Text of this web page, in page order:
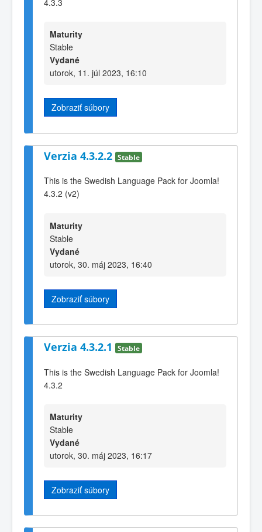
Maturity
Stable
Vydané
utorok, 11. júl 2023, 16:10
Zobraziť súbory
Verzia 4.3.2.2 Stable
This is the Swedish Language Pack for Joomla!
4.3.2 (v2)
Maturity
Stable
Vydané
utorok, 30. máj 2023, 16:40
Zobraziť súbory
Verzia 4.3.2.1 Stable
This is the Swedish Language Pack for Joomla!
4.3.2
Maturity
Stable
Vydané
utorok, 30. máj 2023, 16:17
Zobraziť súbory